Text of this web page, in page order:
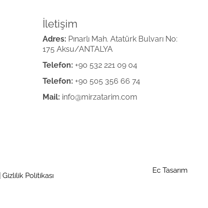
İletişim
Adres: Pınarlı Mah. Atatürk Bulvarı No:
175 Aksu/ANTALYA
Telefon: +90 532 221 09 04
Telefon: +90 505 356 66 74
Mail: info@mirzatarim.com
|Gizlilik Politikası
Ec Tasarım